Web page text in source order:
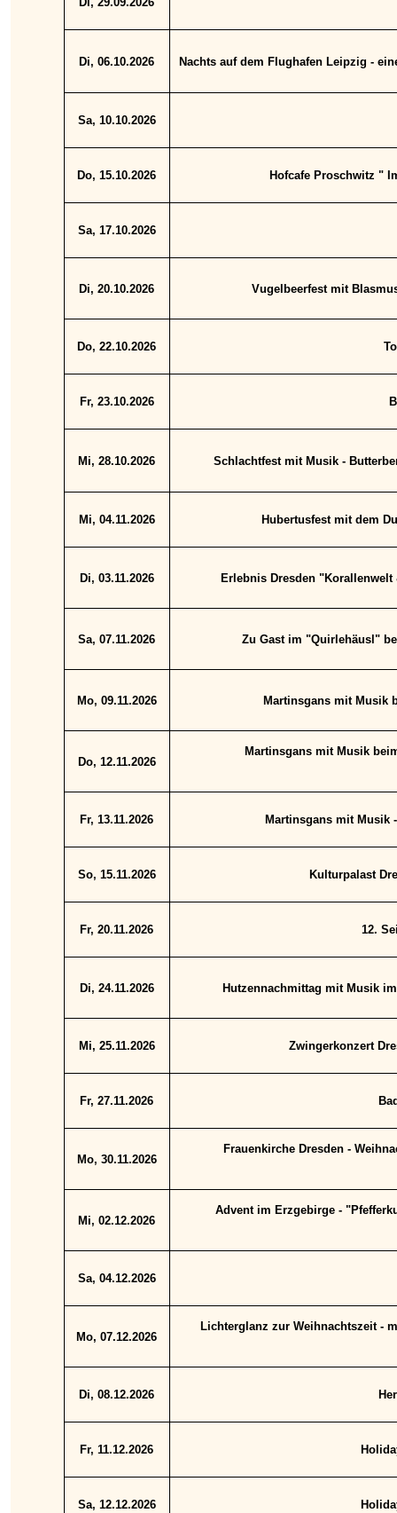
Di, 06.10.2026 Nachts auf dem Flughafen Leipzig -
Sa, 10.10.2026
Do, 15.10.2026 Hofcafe Proschwitz "
Sa, 17.10.2026
Di, 20.10.2026 Vugelbeerfest mit
Do, 22.10.2026
Fr, 23.10.2026
Mi, 28.10.2026 Schlachtfest mit Musik -
Mi, 04.11.2026 Hubertusfest mit dem
Di, 03.11.2026 Erlebnis Dresden
Sa, 07.11.2026 Zu Gast im "Quirlehäusl"
Mo, 09.11.2026 Martinsgans mit Musik
Do, 12.11.2026
Martinsgans mit Musik
Fr, 13.11.2026 Martinsgans mit Musik
So, 15.11.2026 Kulturpalast
Fr, 20.11.2026 12.
Di, 24.11.2026 Hutzennachmittag mit Musik
Mi, 25.11.2026 Zwingerkonzert
Fr, 27.11.2026
Mo, 30.11.2026
Frauenkirche Dresden -
Mi, 02.12.2026
Advent im Erzgebirge -
Sa, 04.12.2026
Mo, 07.12.2026
Lichterglanz zur Weihnachtszeit -
Di, 08.12.2026
Fr, 11.12.2026
Sa, 12.12.2026